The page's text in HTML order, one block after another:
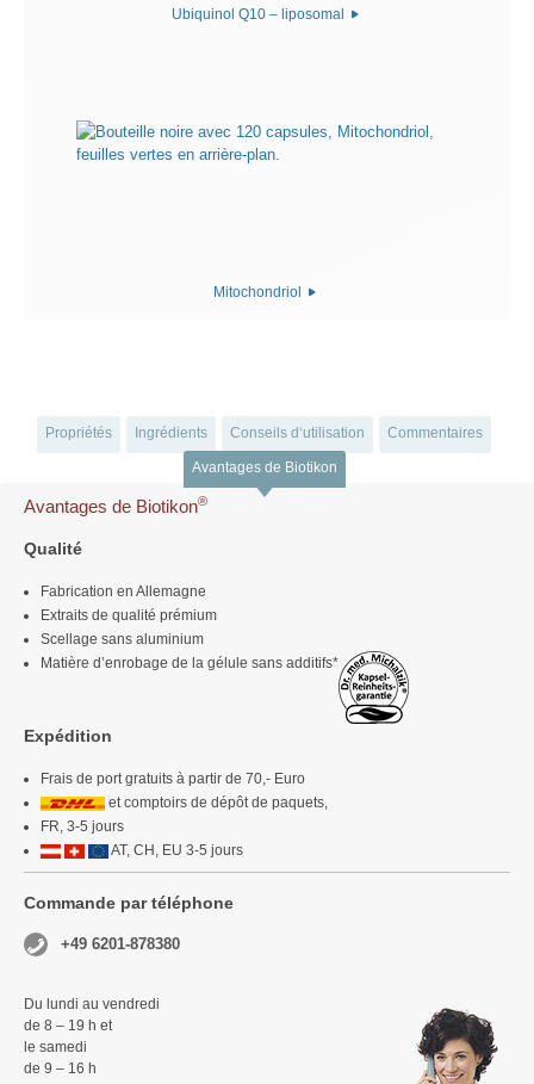
Ubiquinol Q10 – liposomal
Mitochondriol
Propriétés Ingrédients Conseils d‘utilisation Commentaires
Avantages de Biotikon
Avantages de Biotikon®
Qualité
Fabrication en Allemagne
Extraits de qualité prémium
Scellage sans aluminium
Matière d’enrobage de la gélule sans additifs*
Expédition
Frais de port gratuits à partir de 70,- Euro
et comptoirs de dépôt de paquets,
FR, 3-5 jours
AT, CH, EU 3-5 jours
Commande par téléphone
+49 6201-878380
Du lundi au vendredi
de 8 – 19 h et
le samedi
de 9 – 16 h